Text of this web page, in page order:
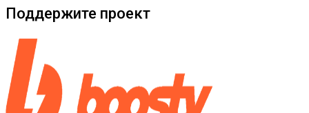
Поддержите проект